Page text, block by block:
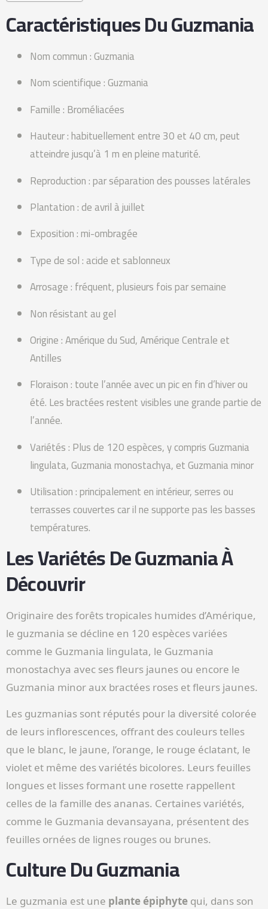
Caractéristiques Du Guzmania
Nom commun : Guzmania
Nom scientifique : Guzmania
Famille : Broméliacées
Hauteur : habituellement entre 30 et 40 cm, peut
atteindre jusqu’à 1 m en pleine maturité.
Reproduction : par séparation des pousses latérales
Plantation : de avril à juillet
Exposition : mi-ombragée
Type de sol : acide et sablonneux
Arrosage : fréquent, plusieurs fois par semaine
Non résistant au gel
Origine : Amérique du Sud, Amérique Centrale et
Antilles
Floraison : toute l’année avec un pic en fin d’hiver ou
été. Les bractées restent visibles une grande partie de
l’année.
Variétés : Plus de 120 espèces, y compris Guzmania
lingulata, Guzmania monostachya, et Guzmania minor
Utilisation : principalement en intérieur, serres ou
terrasses couvertes car il ne supporte pas les basses
températures.
Les Variétés De Guzmania À
Découvrir
Originaire des forêts tropicales humides d’Amérique,
le guzmania se décline en 120 espèces variées
comme le Guzmania lingulata, le Guzmania
monostachya avec ses fleurs jaunes ou encore le
Guzmania minor aux bractées roses et fleurs jaunes.
Les guzmanias sont réputés pour la diversité colorée
de leurs inflorescences, offrant des couleurs telles
que le blanc, le jaune, l’orange, le rouge éclatant, le
violet et même des variétés bicolores. Leurs feuilles
longues et lisses formant une rosette rappellent
celles de la famille des ananas. Certaines variétés,
comme le Guzmania devansayana, présentent des
feuilles ornées de lignes rouges ou brunes.
Culture Du Guzmania
Le guzmania est une plante épiphyte qui, dans son